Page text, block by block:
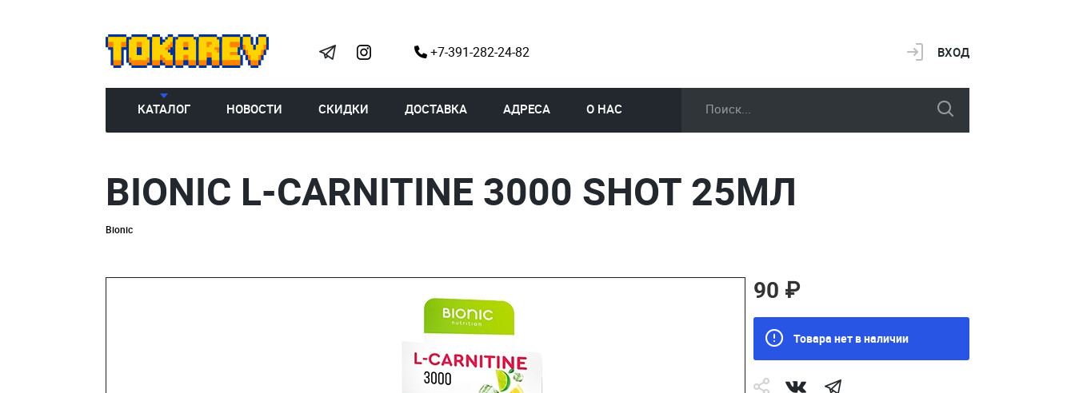
+7-391-282-24-82 ВХОД
КАТАЛОГ НОВОСТИ СКИДКИ ДОСТАВКА АДРЕСА О НАС
BIONIC L-CARNITINE 3000 SHOT 25МЛ
Bionic
90 ₽
Товара нет в наличии